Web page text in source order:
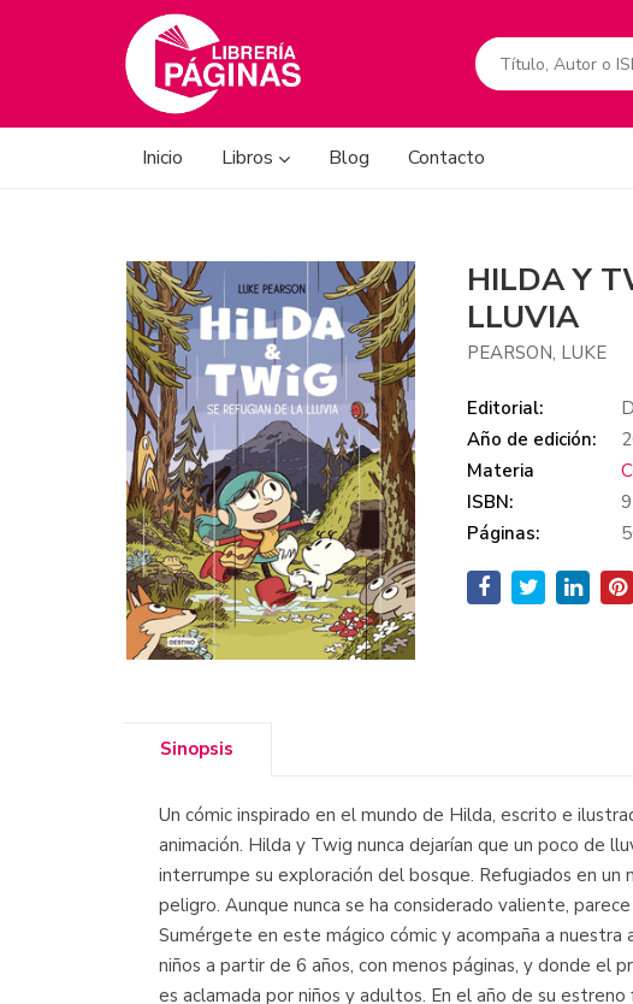
Inicio Libros Blog Contacto
HILDA Y
LLUVIA
PEARSON, LUKE
Editorial:
Año de edición:
Materia
ISBN:
Páginas:
Sinopsis
Un cómic inspirado en el mundo de Hilda, escrito e
animación. Hilda y Twig nunca dejarían que un poco de
interrumpe su exploración del bosque. Refugiados en
peligro. Aunque nunca se ha considerado valiente,
Sumérgete en este mágico cómic y acompaña a
niños a partir de 6 años, con menos páginas, y donde
es aclamada por niños y adultos. En el año de su